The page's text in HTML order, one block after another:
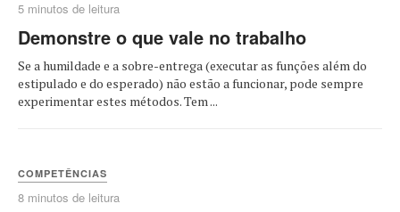
5 minutos de leitura
Demonstre o que vale no trabalho
Se a humildade e a sobre-entrega (executar as funções além do
estipulado e do esperado) não estão a funcionar, pode sempre
experimentar estes métodos. Tem ...
COMPETÊNCIAS
8 minutos de leitura